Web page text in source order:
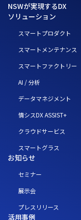
NSWが実現するDX
ソリューション
スマートプロダクト
スマートメンテナンス
スマートファクトリー
AI / 分析
データマネジメント
情シスDX ASSIST+
クラウドサービス
スマートグラス
お知らせ
セミナー
展示会
プレスリリース
活用事例